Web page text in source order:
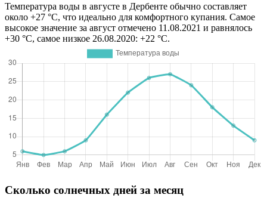
Температура воды в августе в Дербенте обычно составляет
около +27 °C, что идеально для комфортного купания. Самое
высокое значение за август отмечено 11.08.2021 и равнялось
+30 °C, самое низкое 26.08.2020: +22 °C.
Сколько солнечных дней за месяц